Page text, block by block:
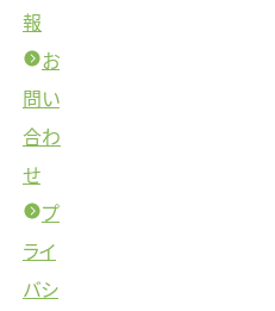
報
お
問い
合わ
せ
プ
ライ
バシ